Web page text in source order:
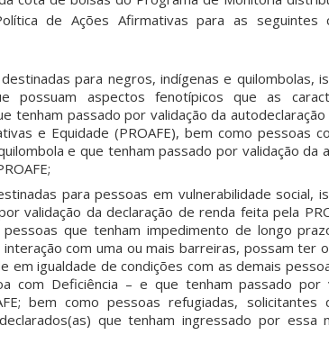
de Ações Afirmativas para as seguintes
para negros, indígenas e quilombolas,
possuam aspectos fenotípicos que as
tenham passado por validação da
e Equidade (PROAFE), bem como pessoas
e que tenham passado por validação da
para pessoas em vulnerabilidade social,
validação da declaração de renda feita pela
que tenham impedimento de longo
com uma ou mais barreiras, possam ter
em igualdade de condições com as demais
com Deficiência – e que tenham passado por
bem como pessoas refugiadas, solicitantes
que tenham ingressado por essa